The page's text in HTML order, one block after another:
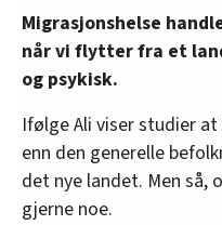
Migrasjonshelse
når vi flytter fra et
og psykisk.
Ifølge Ali viser studier
enn den generelle
det nye landet. Men så,
gjerne noe.